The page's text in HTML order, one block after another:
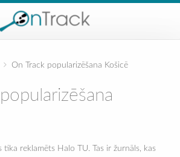
On Track popularizēšana Košicē
tika reklamēts Halo TU. Tas ir žurnāls, kas